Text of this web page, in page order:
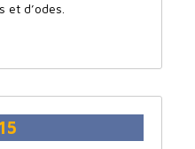
d’odes.